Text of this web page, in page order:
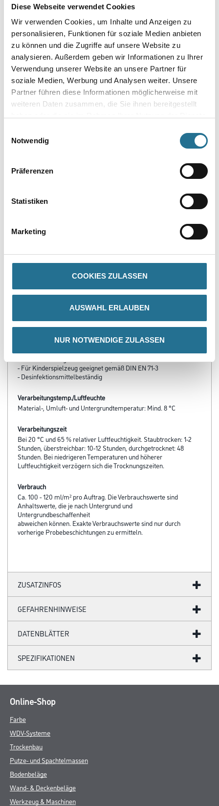
Diese Webseite verwendet Cookies
Wir verwenden Cookies, um Inhalte und Anzeigen zu
personalisieren, Funktionen für soziale Medien anbieten
zu können und die Zugriffe auf unsere Website zu
analysieren. Außerdem geben wir Informationen zu Ihrer
Verwendung unserer Website an unsere Partner für
soziale Medien, Werbung und Analysen weiter. Unsere
Partner führen diese Informationen möglicherweise mit
weiteren Daten zusammen, die Sie ihnen bereitgestellt
Notwendig
Präferenzen
Statistiken
Marketing
COOKIES ZULASSEN
AUSWAHL ERLAUBEN
NUR NOTWENDIGE ZULASSEN
Gebinde
Umrechnungsfaktoren
Zur Farbauswahl für Ihren Wunschfarbton
- Geruchsarm
- Leichtgängige, geschmeidige Verarbeitung
- Hohe Kratz- und Stoßfestigkeit
- Beständig gegen haushaltsübliche Reinigungsmittel
- Für Kinderspielzeug geeignet gemäß DIN EN 71-3
- Desinfektionsmittelbeständig
Verarbeitungstemp./Luftfeuchte
Material-, Umluft- und Untergrundtemperatur: Mind. 8 °C
Verarbeitungszeit
Bei 20 °C und 65 % relativer Luftfeuchtigkeit. Staubtrocken: 1-2
Stunden, überstreichbar: 10-12 Stunden, durchgetrocknet: 48
Stunden. Bei niedrigeren Temperaturen und höherer
Luftfeuchtigkeit verzögern sich die Trocknungszeiten.
Verbrauch
Ca. 100 - 120 ml/m² pro Auftrag. Die Verbrauchswerte sind
Anhaltswerte, die je nach Untergrund und
Untergrundbeschaffenheit
abweichen können. Exakte Verbrauchswerte sind nur durch
vorherige Probebeschichtungen zu ermitteln.
ZUSATZINFOS
GEFAHRENHINWEISE
DATENBLÄTTER
SPEZIFIKATIONEN
Online-Shop
Farbe
WDV-Systeme
Trockenbau
Putze- und Spachtelmassen
Bodenbeläge
Wand- & Deckenbeläge
Werkzeug & Maschinen